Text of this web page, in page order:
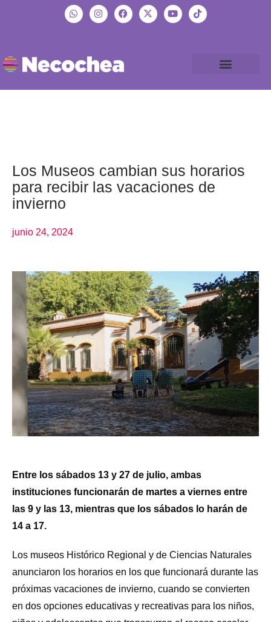
Los Museos cambian sus horarios
para recibir las vacaciones de
invierno
junio 24, 2024
Entre los sábados 13 y 27 de julio, ambas
instituciones funcionarán de martes a viernes entre
las 9 y las 13, mientras que los sábados lo harán de
14 a 17.
Los museos Histórico Regional y de Ciencias Naturales
anunciaron los horarios en los que funcionará durante las
próximas vacaciones de invierno, cuando se convierten
en dos opciones educativas y recreativas para los niños,